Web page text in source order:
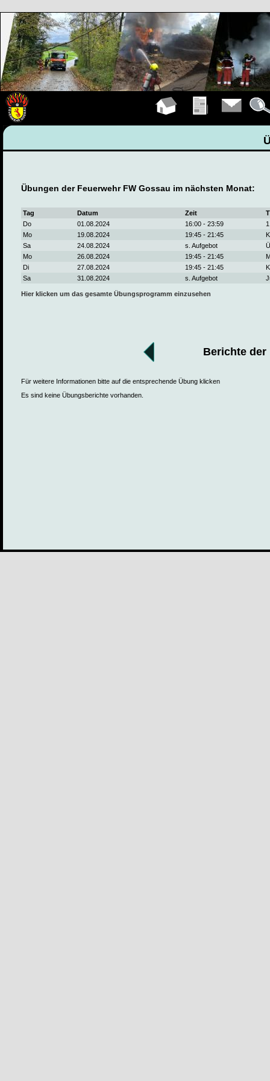
Übungen der Feuerwehr FW Gossau im nächsten Monat:
Tag Datum Zeit
Do
01.08.2024 16:00 - 23:59
Mo
19.08.2024 19:45 - 21:45
Sa
24.08.2024 s. Aufgebot
Mo
26.08.2024 19:45 - 21:45
Di
27.08.2024 19:45 - 21:45
Sa
31.08.2024 s. Aufgebot
Hier klicken um das gesamte Übungsprogramm einzusehen
Berichte der
Für weitere Informationen bitte auf die entsprechende Übung klicken
Es sind keine Übungsberichte vorhanden.